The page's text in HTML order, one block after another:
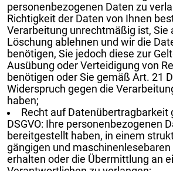
personenbezogenen Daten zu
Richtigkeit der Daten von Ihnen
Verarbeitung unrechtmäßig ist, Sie
Löschung ablehnen und wir die
benötigen, Sie jedoch diese zur
Ausübung oder Verteidigung von
benötigen oder Sie gemäß Art. 21
Widerspruch gegen die
haben;
Recht auf Datenübertragbarkeit
DSGVO: Ihre personenbezogenen
bereitgestellt haben, in einem
gängigen und maschinenlesebaren
erhalten oder die Übermittlung an